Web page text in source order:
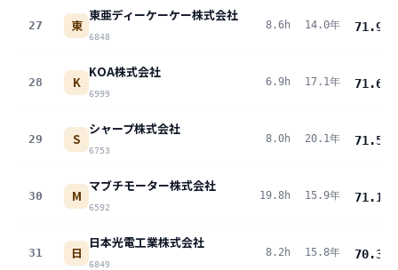
27 東
東亜ディーケーケー株式会社
6848
8.6h 14.0年 71.9
28 K
KOA株式会社
6999
6.9h 17.1年 71.6
29 S
シャープ株式会社
6753
8.0h 20.1年 71.5
30 M
マブチモーター株式会社
6592
19.8h 15.9年 71.1
31 日
日本光電工業株式会社
6849
8.2h 15.8年 70.3